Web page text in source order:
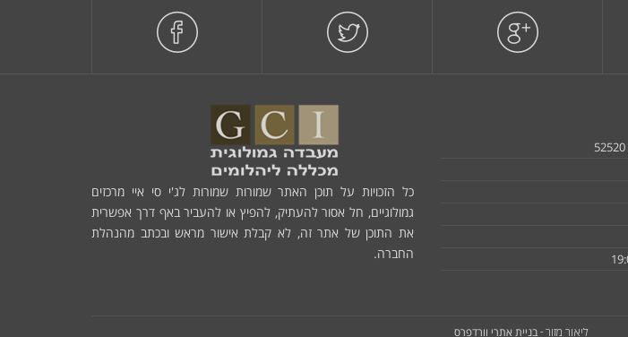
כל הזכויות על תוכן האתר שמורות שמורות לג'י סי איי מרכזים
גמולוגיים, חל אסור להעתיק, להפיץ או להעביר באף דרך אפשרית
את התוכן של אתר זה, לא קבלת אישור מראש ובכתב מהנהלת
החברה.
ליאור מזור - בניית אתרי וורדפרס